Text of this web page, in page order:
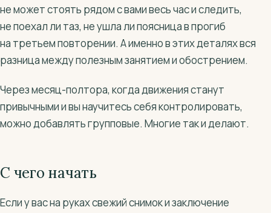
не может стоять рядом с вами весь час и следить,
не поехал ли таз, не ушла ли поясница в прогиб
на третьем повторении. А именно в этих деталях вся
разница между полезным занятием и обострением.
Через месяц-полтора, когда движения станут
привычными и вы научитесь себя контролировать,
можно добавлять групповые. Многие так и делают.
С чего начать
Если у вас на руках свежий снимок и заключение